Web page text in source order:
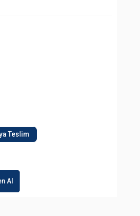
Teslim
Al